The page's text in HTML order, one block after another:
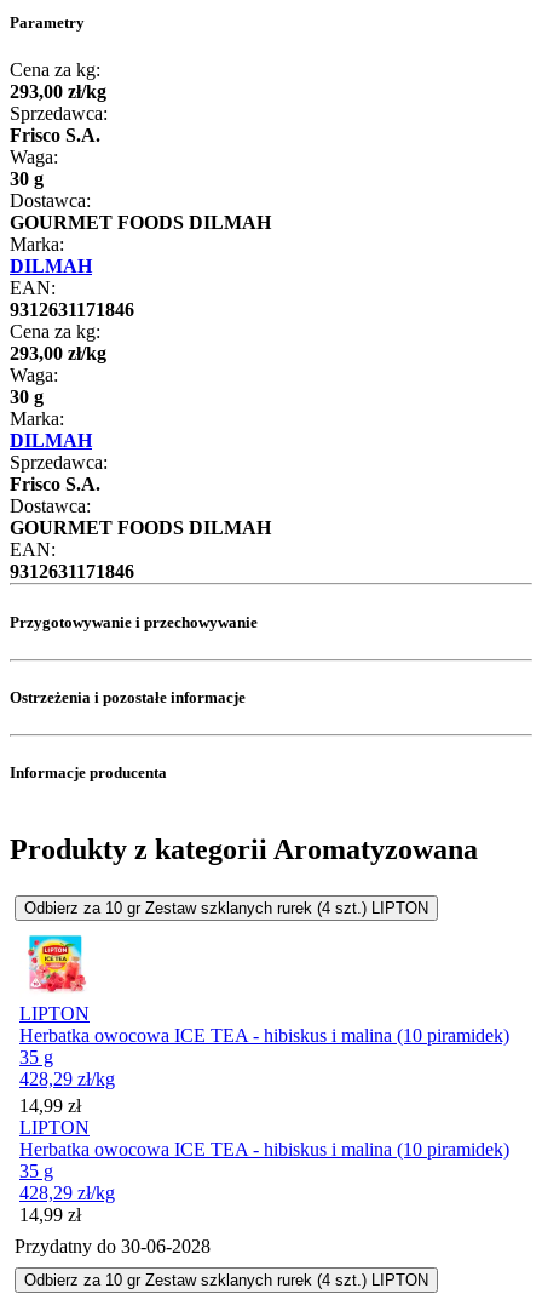
Parametry
Cena za kg:
293,00 zł/kg
Sprzedawca:
Frisco S.A.
Waga:
30 g
Dostawca:
GOURMET FOODS DILMAH
Marka:
DILMAH
EAN:
9312631171846
Cena za kg:
293,00 zł/kg
Waga:
30 g
Marka:
DILMAH
Sprzedawca:
Frisco S.A.
Dostawca:
GOURMET FOODS DILMAH
EAN:
9312631171846
Przygotowywanie i przechowywanie
Ostrzeżenia i pozostałe informacje
Informacje producenta
Produkty z kategorii Aromatyzowana
Odbierz za 10 gr Zestaw szklanych rurek (4 szt.) LIPTON
LIPTON
Herbatka owocowa ICE TEA - hibiskus i malina (10 piramidek)
35 g
428,29 zł/kg
Cena
14,99 zł
LIPTON
Herbatka owocowa ICE TEA - hibiskus i malina (10 piramidek)
35 g
428,29 zł/kg
Cena
14,99 zł
Przydatny do 30-06-2028
Odbierz za 10 gr Zestaw szklanych rurek (4 szt.) LIPTON